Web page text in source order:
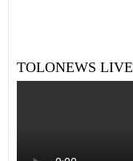
TOLONEWS LIVE